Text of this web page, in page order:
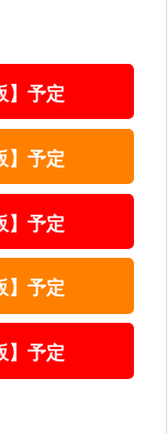
】予定
】予定
】予定
】予定
】予定